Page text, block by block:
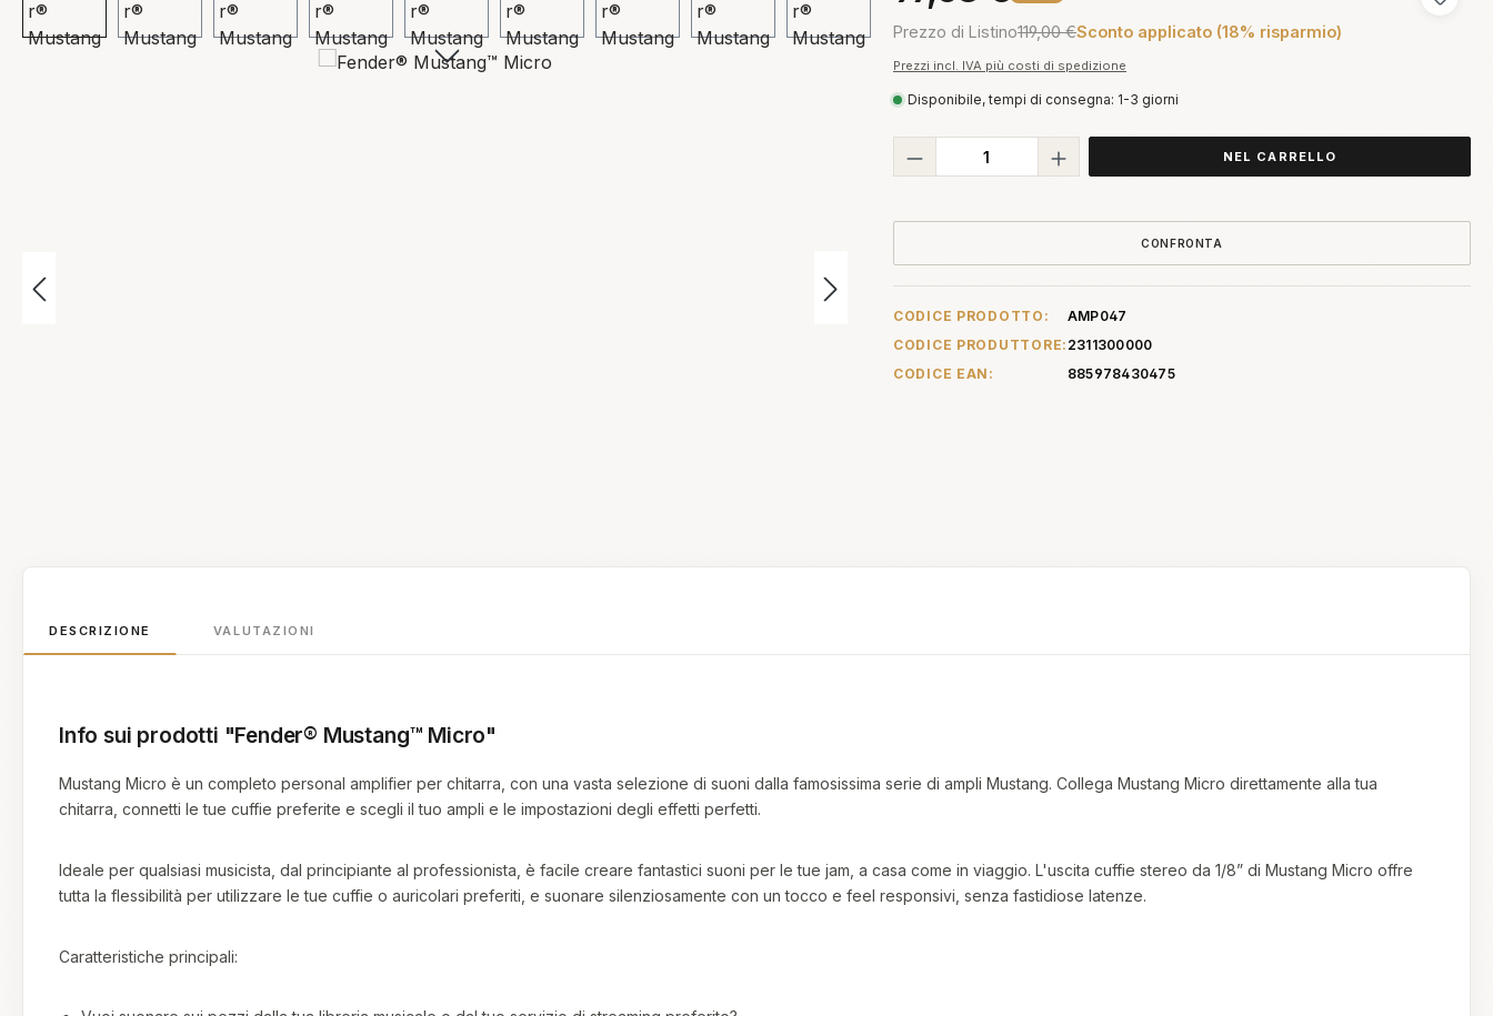
Prezzo di Listino119,00 €Sconto applicato (18% risparmio)
Prezzi incl. IVA più costi di spedizione
Disponibile, tempi di consegna: 1-3 giorni
Quantità del prodotto: inserisci la quantità
NEL CARRELLO
CONFRONTA
CODICE PRODOTTO:
AMP047
CODICE PRODUTTORE: 2311300000
CODICE EAN:
885978430475
DESCRIZIONE VALUTAZIONI
Info sui prodotti "Fender® Mustang™ Micro"
Mustang Micro è un completo personal amplifier per chitarra, con una vasta selezione di suoni dalla famosissima serie di ampli Mustang. Collega Mustang Micro direttamente alla tua
chitarra, connetti le tue cuffie preferite e scegli il tuo ampli e le impostazioni degli effetti perfetti.
Ideale per qualsiasi musicista, dal principiante al professionista, è facile creare fantastici suoni per le tue jam, a casa come in viaggio. L'uscita cuffie stereo da 1/8” di Mustang Micro offre
tutta la flessibilità per utilizzare le tue cuffie o auricolari preferiti, e suonare silenziosamente con un tocco e feel responsivi, senza fastidiose latenze.
Caratteristiche principali: